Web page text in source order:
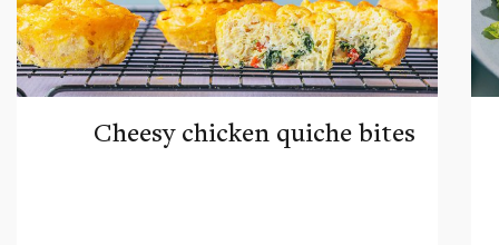
Cheesy chicken quiche bites